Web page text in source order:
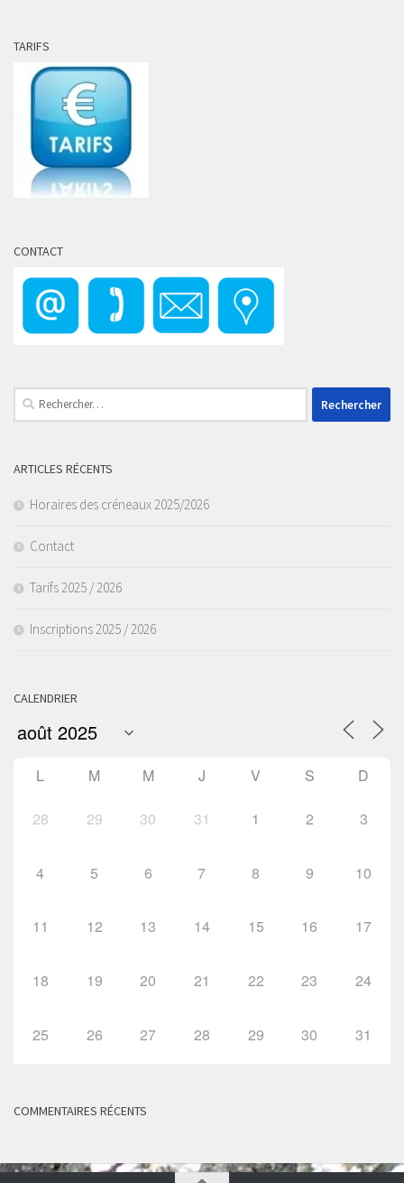
TARIFS
CONTACT
Rechercher :
ARTICLES RÉCENTS
Horaires des créneaux 2025/2026
Contact
Tarifs 2025 / 2026
Inscriptions 2025 / 2026
CALENDRIER
L M M J V S D
28 29 30 31 1 2 3
4 5 6 7 8 9 10
11 12 13 14 15 16 17
18 19 20 21 22 23 24
25 26 27 28 29 30 31
COMMENTAIRES RÉCENTS